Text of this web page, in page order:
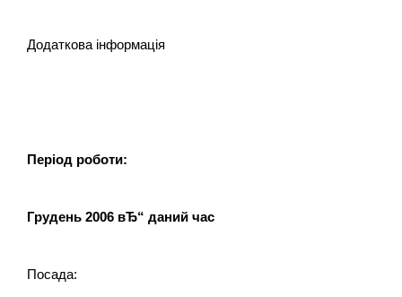
Додаткова інформація
Період роботи:
Грудень 2006 вЂ“ даний час
Посада: